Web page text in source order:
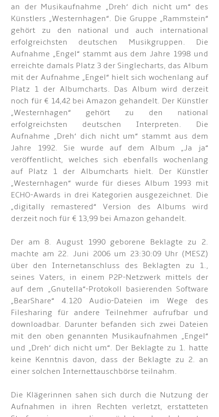
an der Musikaufnahme „Dreh‘ dich nicht um“ des
Künstlers „Westernhagen“. Die Gruppe „Rammstein“
gehört zu den national und auch international
erfolgreichsten deutschen Musikgruppen. Die
Aufnahme „Engel“ stammt aus dem Jahre 1998 und
erreichte damals Platz 3 der Singlecharts, das Album
mit der Aufnahme „Engel“ hielt sich wochenlang auf
Platz 1 der Albumcharts. Das Album wird derzeit
noch für € 14,42 bei Amazon gehandelt. Der Künstler
„Westernhagen“ gehört zu den national
erfolgreichsten deutschen Interpreten. Die
Aufnahme „Dreh‘ dich nicht um“ stammt aus dem
Jahre 1992. Sie wurde auf dem Album „Ja ja“
veröffentlicht, welches sich ebenfalls wochenlang
auf Platz 1 der Albumcharts hielt. Der Künstler
„Westernhagen“ wurde für dieses Album 1993 mit
ECHO-Awards in drei Kategorien ausgezeichnet. Die
„digitally remastered“ Version des Albums wird
derzeit noch für € 13,99 bei Amazon gehandelt.
Der am 8. August 1990 geborene Beklagte zu 2.
machte am 22. Juni 2006 um 23:30:09 Uhr (MESZ)
über den Internetanschluss des Beklagten zu 1.,
seines Vaters, in einem P2P-Netzwerk mittels der
auf dem „Gnutella“-Protokoll basierenden Software
„BearShare“ 4.120 Audio-Dateien im Wege des
Filesharing für andere Teilnehmer aufrufbar und
downloadbar. Darunter befanden sich zwei Dateien
mit den oben genannten Musikaufnahmen „Engel“
und „Dreh‘ dich nicht um“. Der Beklagte zu 1. hatte
keine Kenntnis davon, dass der Beklagte zu 2. an
einer solchen Internettauschbörse teilnahm.
Die Klägerinnen sahen sich durch die Nutzung der
Aufnahmen in ihren Rechten verletzt, erstatteten